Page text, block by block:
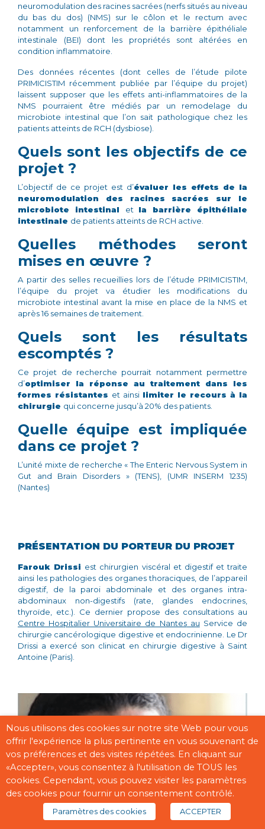
neuromodulation des racines sacrées (nerfs situés au niveau
du bas du dos) (NMS) sur le côlon et le rectum avec
notamment un renforcement de la barrière épithéliale
intestinale (BEI) dont les propriétés sont altérées en
condition inflammatoire.
Des données récentes (dont celles de l’étude pilote
PRIMICISTIM récemment publiée par l’équipe du projet)
laissent supposer que les effets anti-inflammatoires de la
NMS pourraient être médiés par un remodelage du
microbiote intestinal que l’on sait pathologique chez les
patients atteints de RCH (dysbiose).
Quels sont les objectifs de ce
projet ?
L’objectif de ce projet est d’évaluer les effets de la
neuromodulation des racines sacrées
sur le
microbiote intestinal et la barrière épithéliale
intestinale de patients atteints de RCH active.
Quelles méthodes seront
mises en œuvre ?
A partir des selles recueillies lors de l’étude PRIMICISTIM,
l’équipe du projet va étudier les modifications du
microbiote intestinal avant la mise en place de la NMS et
après 16 semaines de traitement.
Quels sont les résultats
escomptés ?
Ce projet de recherche pourrait notamment permettre
d’optimiser la réponse au traitement dans les
formes résistantes et ainsi limiter le recours à la
chirurgie qui concerne jusqu’à 20% des patients.
Quelle équipe est impliquée
dans ce projet ?
L’unité mixte de recherche « The Enteric Nervous System in
Gut and Brain Disorders » (TENS), (UMR INSERM 1235)
(Nantes)
PRÉSENTATION DU PORTEUR DU PROJET
Farouk Drissi est chirurgien viscéral et digestif et traite
ainsi les pathologies des organes thoraciques, de l’appareil
digestif, de la paroi abdominale et des organes intra-
abdominaux non-digestifs (rate, glandes endocrines,
thyroïde, etc.). Ce dernier propose des consultations au
Centre Hospitalier Universitaire de Nantesau Service de
chirurgie cancérologique digestive et endocrinienne. Le Dr
Drissi a exercé son clinicat en chirurgie digestive à Saint
Antoine (Paris).
Nous utilisons des cookies sur notre site Web pour vous
offrir l'expérience la plus pertinente en vous souvenant de
vos préférences et des visites répétées. En cliquant sur
«Accepter», vous consentez à l'utilisation de TOUS les
cookies. Cependant, vous pouvez visiter les paramètres
des cookies pour fournir un consentement contrôlé.
Paramètres des cookies ACCEPTER